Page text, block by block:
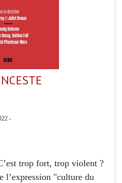
-
trop fort, trop violent ?
l’expression "culture du